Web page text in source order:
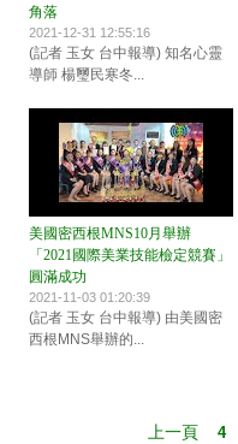
角落
2021-12-31 12:55:16
(記者 玉女 台中報導) 知名心靈
導師 楊璽民寒冬...
美國密西根MNS10月舉辦
「2021國際美業技能檢定競賽」
圓滿成功
2021-11-03 01:20:39
(記者 玉女 台中報導) 由美國密
西根MNS舉辦的...
上一頁
4